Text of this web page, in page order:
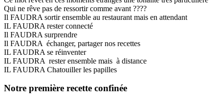
Qui ne rêve pas de ressortir comme avant ????
Il FAUDRA sortir ensemble au restaurant mais en attendant
IL FAUDRA rester connecté
Il FAUDRA surprendre
Il FAUDRA échanger, partager nos recettes
IL FAUDRA se réinventer
IL FAUDRA rester ensemble mais à distance
IL FAUDRA Chatouiller les papilles
Notre première recette confinée